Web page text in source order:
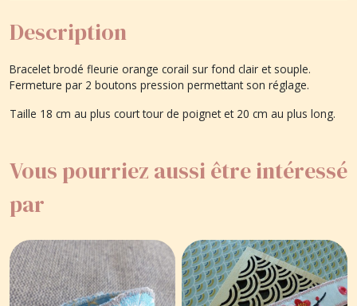
Description
Bracelet brodé fleurie orange corail sur fond clair et souple.
Fermeture par 2 boutons pression permettant son réglage.
Taille 18 cm au plus court tour de poignet et 20 cm au plus long.
Vous pourriez aussi être intéressé
par